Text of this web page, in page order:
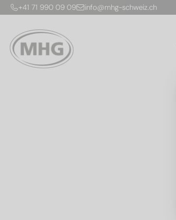
+41 71 990 09 09 info@mhg-schweiz.ch